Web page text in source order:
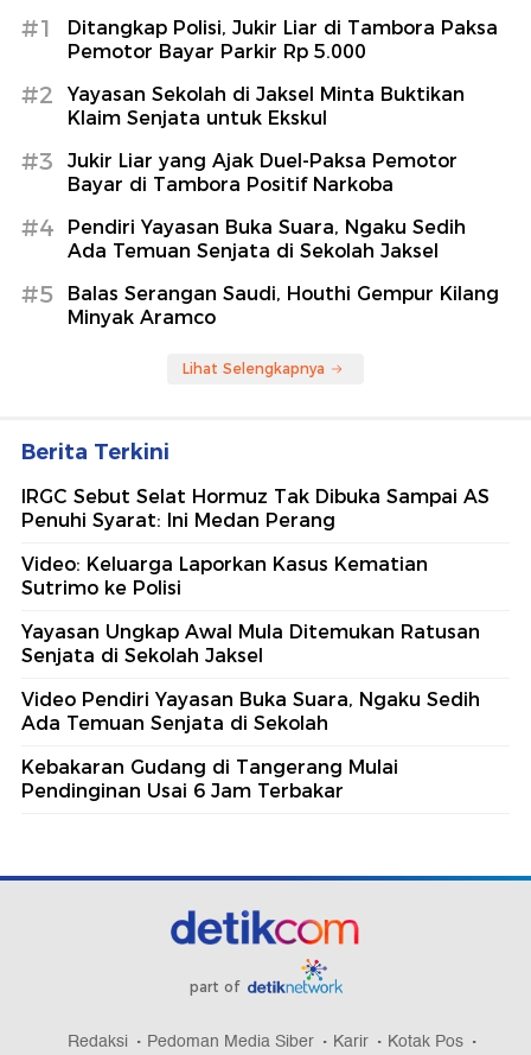
#1
Ditangkap Polisi, Jukir Liar di Tambora Paksa
Pemotor Bayar Parkir Rp 5.000
#2
Yayasan Sekolah di Jaksel Minta Buktikan
Klaim Senjata untuk Ekskul
#3
Jukir Liar yang Ajak Duel-Paksa Pemotor
Bayar di Tambora Positif Narkoba
#4
Pendiri Yayasan Buka Suara, Ngaku Sedih
Ada Temuan Senjata di Sekolah Jaksel
#5
Balas Serangan Saudi, Houthi Gempur Kilang
Minyak Aramco
Lihat Selengkapnya
Berita Terkini
IRGC Sebut Selat Hormuz Tak Dibuka Sampai AS
Penuhi Syarat: Ini Medan Perang
Video: Keluarga Laporkan Kasus Kematian
Sutrimo ke Polisi
Yayasan Ungkap Awal Mula Ditemukan Ratusan
Senjata di Sekolah Jaksel
Video Pendiri Yayasan Buka Suara, Ngaku Sedih
Ada Temuan Senjata di Sekolah
Kebakaran Gudang di Tangerang Mulai
Pendinginan Usai 6 Jam Terbakar
part of
Redaksi Pedoman Media Siber Karir Kotak Pos